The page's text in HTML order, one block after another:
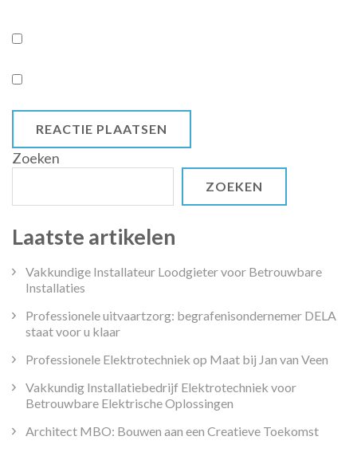
Zoeken
ZOEKEN
Laatste artikelen
Vakkundige Installateur Loodgieter voor Betrouwbare
Installaties
Professionele uitvaartzorg: begrafenisondernemer DELA
staat voor u klaar
Professionele Elektrotechniek op Maat bij Jan van Veen
Vakkundig Installatiebedrijf Elektrotechniek voor
Betrouwbare Elektrische Oplossingen
Architect MBO: Bouwen aan een Creatieve Toekomst